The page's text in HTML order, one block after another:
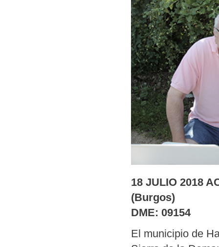
18 JULIO 2018
(Burgos)
DME: 09154
El municipio de